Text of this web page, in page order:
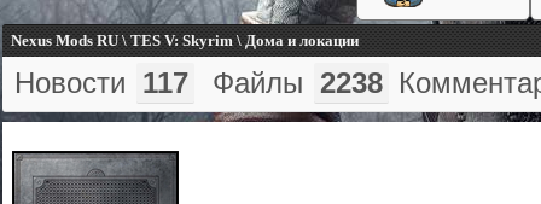
Nexus Mods RU \ TES V: Skyrim \ Дома и локации
Новости 117 Файлы 2238